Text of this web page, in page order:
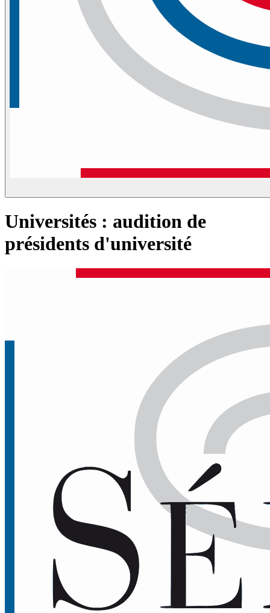
Universités : audition de
présidents d'université